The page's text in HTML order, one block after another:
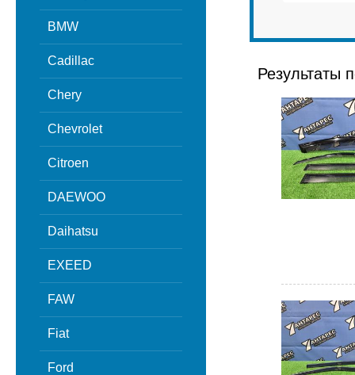
BMW
Cadillac
Chery
Chevrolet
Citroen
DAEWOO
Daihatsu
EXEED
FAW
Fiat
Ford
Результаты